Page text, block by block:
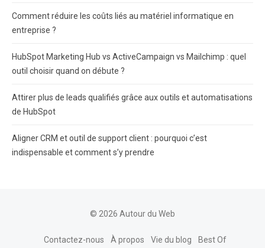
Comment réduire les coûts liés au matériel informatique en
entreprise ?
HubSpot Marketing Hub vs ActiveCampaign vs Mailchimp : quel
outil choisir quand on débute ?
Attirer plus de leads qualifiés grâce aux outils et automatisations
de HubSpot
Aligner CRM et outil de support client : pourquoi c’est
indispensable et comment s’y prendre
© 2026 Autour du Web
Contactez-nous À propos Vie du blog Best Of